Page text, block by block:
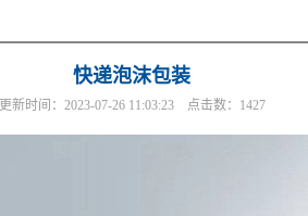
快递泡沫包装
更新时间：2023-07-26 11:03:23 点击数：1427